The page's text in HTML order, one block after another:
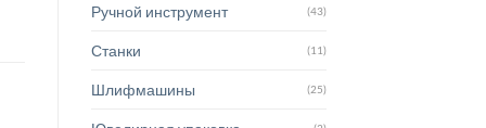
Ручной инструмент (43)
Станки (11)
Шлифмашины (25)